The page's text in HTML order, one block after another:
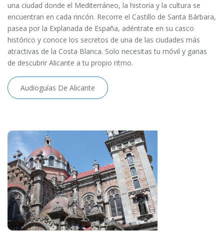
una ciudad donde el Mediterráneo, la historia y la cultura se
encuentran en cada rincón. Recorre el Castillo de Santa Bárbara,
pasea por la Explanada de España, adéntrate en su casco
histórico y conoce los secretos de una de las ciudades más
atractivas de la Costa Blanca. Solo necesitas tu móvil y ganas
de descubrir Alicante a tu propio ritmo.
Audioguías De Alicante